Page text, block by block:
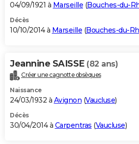
04/09/1921 à Marseille (Bouches-du-
Décès
10/10/2014 à Marseille (Bouches-du-
Jeannine SAISSE (82 ans)
Créer une cagnotte obsèques
Naissance
24/03/1932 à Avignon (Vaucluse)
Décès
30/04/2014 à Carpentras (Vaucluse)